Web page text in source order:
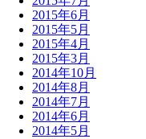
2015年6月
2015年5月
2015年4月
2015年3月
2014年10月
2014年8月
2014年7月
2014年6月
2014年5月